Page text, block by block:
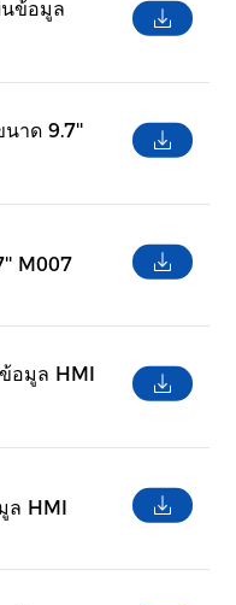
นข้อมูล
าด 9.7''
M007
อมูล HMI
HMI